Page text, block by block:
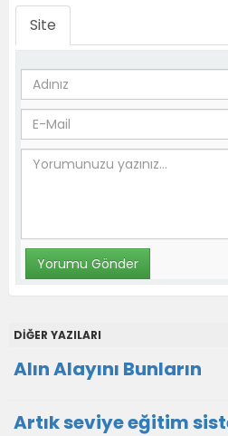
Site
DİĞER YAZILARI
Alın Alayını Bunların
Artık seviye eğitim